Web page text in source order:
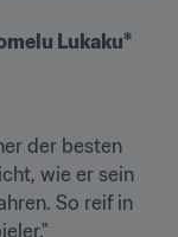
Lukaku*
der besten
wie er sein
So reif in